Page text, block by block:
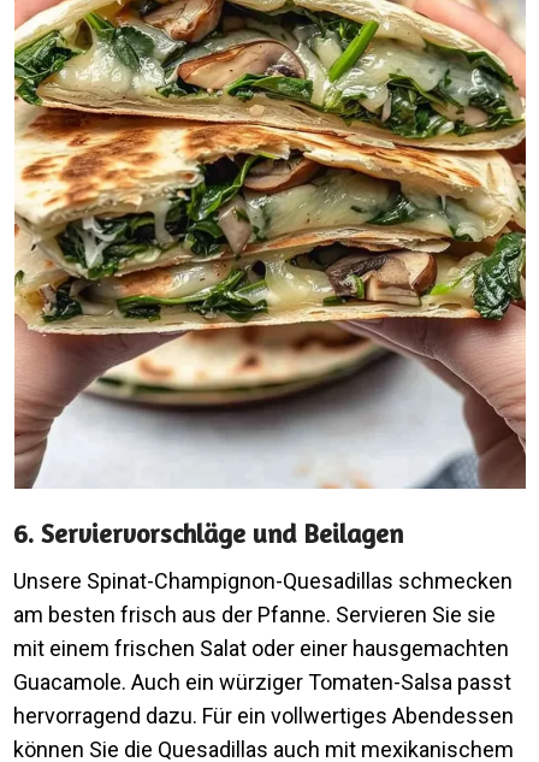
6. Serviervorschläge und Beilagen
Unsere Spinat-Champignon-Quesadillas schmecken
am besten frisch aus der Pfanne. Servieren Sie sie
mit einem frischen Salat oder einer hausgemachten
Guacamole. Auch ein würziger Tomaten-Salsa passt
hervorragend dazu. Für ein vollwertiges Abendessen
können Sie die Quesadillas auch mit mexikanischem